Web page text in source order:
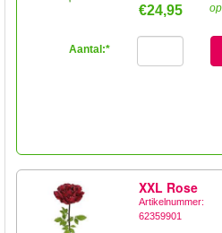
€24,95
Aantal:*
XXL Rose
Artikelnummer:
62359901